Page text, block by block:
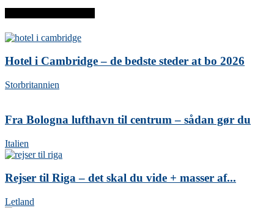
Hotel i Cambridge – de bedste steder at bo 2026
Storbritannien
Fra Bologna lufthavn til centrum – sådan gør du
Italien
Rejser til Riga – det skal du vide + masser af...
Letland